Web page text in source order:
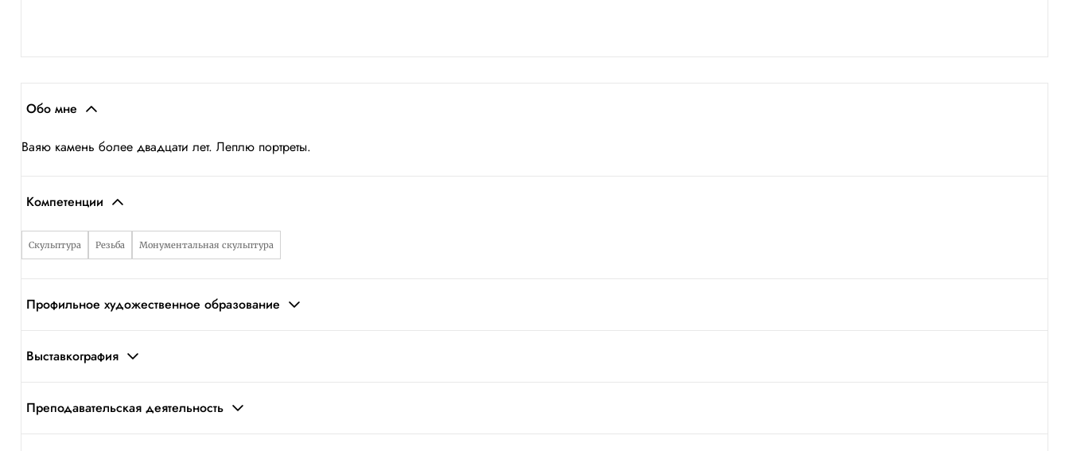
Обо мне
Ваяю камень более двадцати лет. Леплю портреты.
Компетенции
Скульптура Резьба Монументальная скульптура
Профильное художественное образование
Выставкография
Преподавательская деятельность